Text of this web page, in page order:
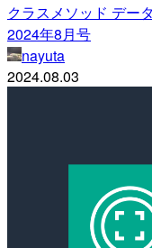
クラスメソッド デー
2024年8月号
nayuta
2024.08.03